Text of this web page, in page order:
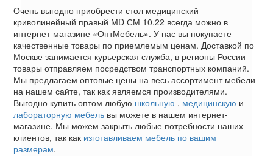
Очень выгодно приобрести стол медицинский
криволинейный правый MD СМ 10.22 всегда можно в
интернет-магазине «ОптМебель». У нас вы покупаете
качественные товары по приемлемым ценам. Доставкой по
Москве занимается курьерская служба, в регионы России
товары отправляем посредством транспортных компаний.
Мы предлагаем оптовые цены на весь ассортимент мебели
на нашем сайте, так как являемся производителями.
Выгодно купить оптом любую школьную , медицинскую и
лабораторную мебель вы можете в нашем интернет-
магазине. Мы можем закрыть любые потребности наших
клиентов, так как изготавливаем мебель по вашим
размерам.